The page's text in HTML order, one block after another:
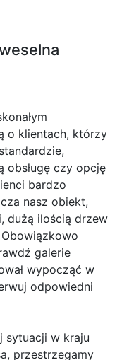
o klientach, którzy
obsługę czy opcję
bardzo
nasz obiekt,
dużą ilością drzew
galerie
wypocząć w
odpowiedni
sytuacji w kraju
przestrzegamy